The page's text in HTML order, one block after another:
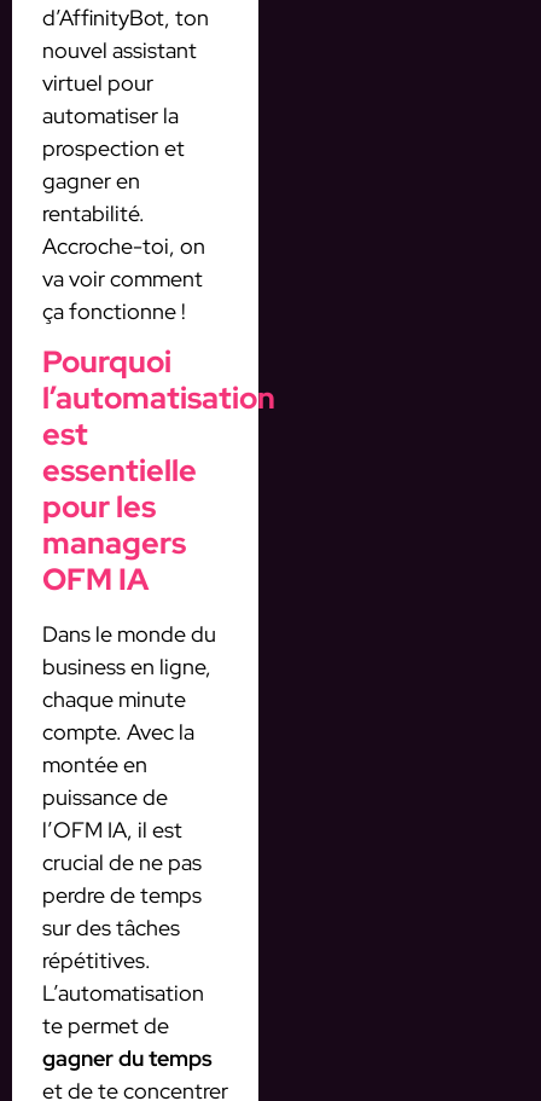
d’AffinityBot, ton
nouvel assistant
virtuel pour
automatiser la
prospection et
gagner en
rentabilité.
Accroche-toi, on
va voir comment
ça fonctionne !
Pourquoi
l’automatisation
est
essentielle
pour les
managers
OFM IA
Dans le monde du
business en ligne,
chaque minute
compte. Avec la
montée en
puissance de
l’OFM IA, il est
crucial de ne pas
perdre de temps
sur des tâches
répétitives.
L’automatisation
te permet de
gagner du temps
et de te concentrer